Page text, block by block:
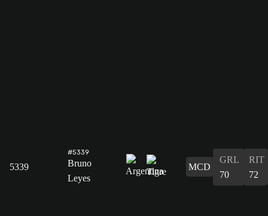
5339
#5339
Bruno
Leyes
MCD
GRL
70
RIT
72